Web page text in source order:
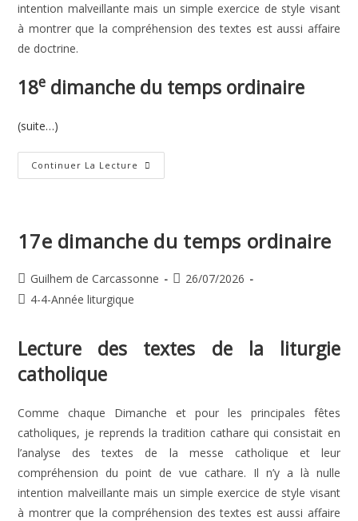
intention malveillante mais un simple exercice de style visant
à montrer que la compréhension des textes est aussi affaire
de doctrine.
18e dimanche du temps ordinaire
(suite…)
Continuer La Lecture 18e
Dimanche
17e dimanche du temps ordinaire
Auteur/autrice
de
Guilhem de Carcassonne
Publication
26/07/2026
Post4-4-Année liturgique
Lecture des textes de la liturgie
catholique
Comme chaque Dimanche et pour les principales fêtes
catholiques, je reprends la tradition cathare qui consistait en
l’analyse des textes de la messe catholique et leur
compréhension du point de vue cathare. Il n’y a là nulle
intention malveillante mais un simple exercice de style visant
à montrer que la compréhension des textes est aussi affaire